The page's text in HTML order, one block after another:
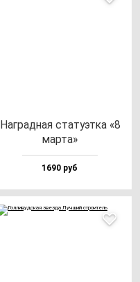
Наг­рад­ная ста­ту­эт­ка «8
мар­та»
1690 руб